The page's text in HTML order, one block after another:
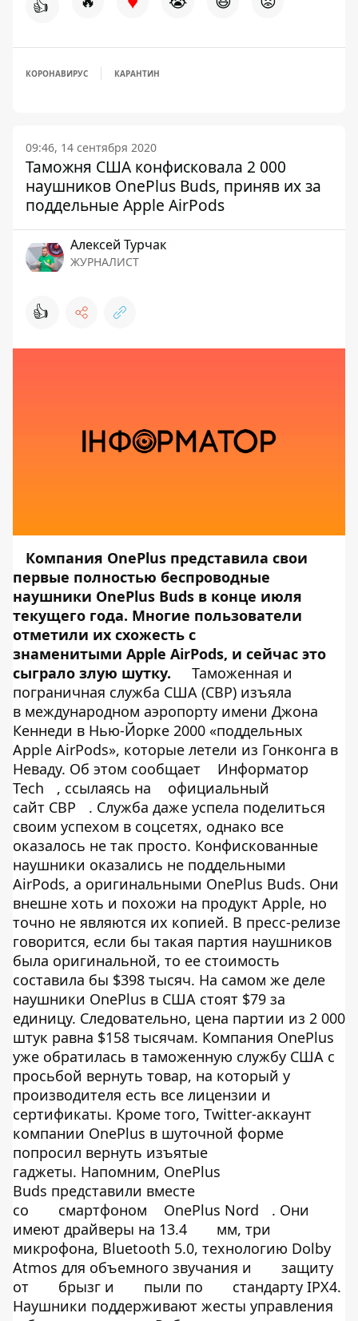
👍
КОРОНАВИРУС КАРАНТИН
09:46, 14 сентября 2020
Таможня США конфисковала 2 000
наушников OnePlus Buds, приняв их за
поддельные Apple AirPods
Алексей Турчак
ЖУРНАЛИСТ
👍
Компания OnePlus представила свои
первые полностью беспроводные
наушники OnePlus Buds в конце июля
текущего года. Многие пользователи
отметили их схожесть с
знаменитыми Apple AirPods, и сейчас это
сыграло злую шутку.
Таможенная и
пограничная служба США (CBP) изъяла
в международном аэропорту имени Джона
Кеннеди в Нью-Йорке 2000 «поддельных
Apple AirPods», которые летели из Гонконга в
Неваду. Об этом сообщает
Информатор
Tech
, ссылаясь на
официальный
сайт CBP
. Служба даже успела поделиться
своим успехом в соцсетях, однако все
оказалось не так просто. Конфискованные
наушники оказались не поддельными
AirPods, а оригинальными OnePlus Buds. Они
внешне хоть и похожи на продукт Apple, но
точно не являются их копией. В пресс-релизе
говорится, если бы такая партия наушников
была оригинальной, то ее стоимость
составила бы $398 тысяч. На самом же деле
наушники OnePlus в США стоят $79 за
единицу. Следовательно, цена партии из 2 000
штук равна $158 тысячам. Компания OnePlus
уже обратилась в таможенную службу США с
просьбой вернуть товар, на который у
производителя есть все лицензии и
сертификаты. Кроме того, Twitter-аккаунт
компании OnePlus в шуточной форме
попросил вернуть изъятые
гаджеты. Напомним, OnePlus
Buds представили вместе
со
смартфоном OnePlus Nord
. Они
имеют драйверы на 13.4
мм, три
микрофона, Bluetooth 5.0, технологию Dolby
Atmos для объемного звучания и
защиту
от
брызг и пыли по
стандарту IPX4.
Наушники поддерживают жесты управления